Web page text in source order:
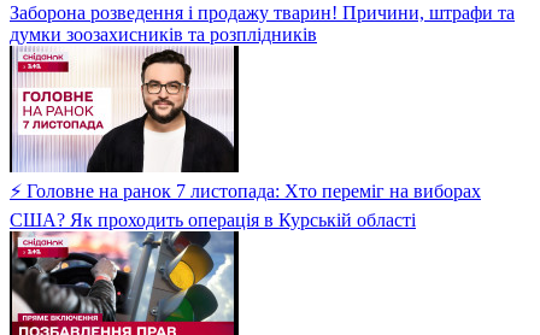
Заборона розведення і продажу тварин! Причини, штрафи та
думки зоозахисників та розплідників
⚡ Головне на ранок 7 листопада: Хто переміг на виборах
США? Як проходить операція в Курській області